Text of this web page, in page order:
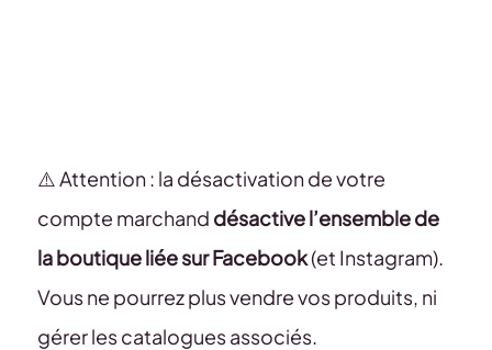
⚠️ Attention : la désactivation de votre
compte marchand désactive l’ensemble de
la boutique liée sur Facebook(et Instagram).
Vous ne pourrez plus vendre vos produits, ni
gérer les catalogues associés.